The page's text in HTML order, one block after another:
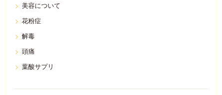
美容について
花粉症
解毒
頭痛
葉酸サプリ